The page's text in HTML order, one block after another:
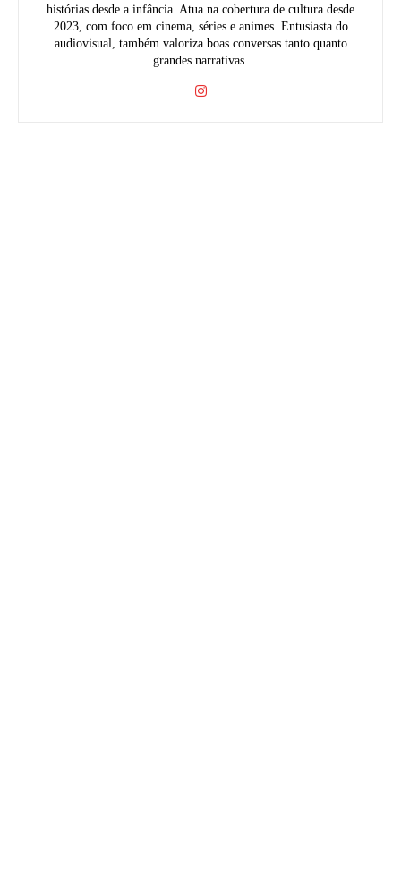
histórias desde a infância. Atua na cobertura de cultura desde
2023, com foco em cinema, séries e animes. Entusiasta do
audiovisual, também valoriza boas conversas tanto quanto
grandes narrativas.